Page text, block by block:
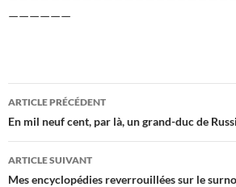
——————
Navigation
des
articles
ARTICLE PRÉCÉDENT
En mil neuf cent, par là, un grand-duc de
ARTICLE SUIVANT
Mes encyclopédies reverrouillées sur le